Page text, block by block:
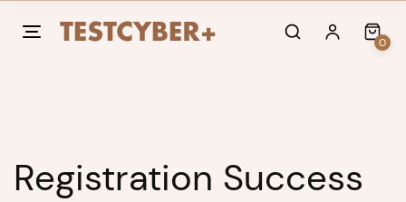
0
Registration Success